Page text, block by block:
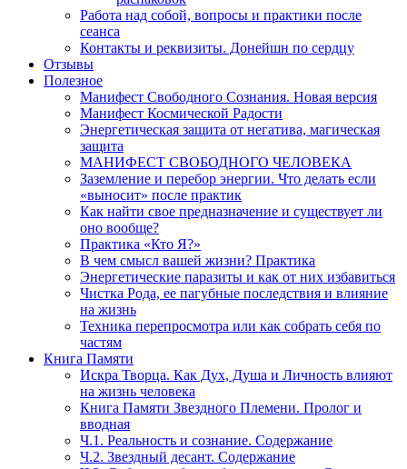
Работа над собой, вопросы и практики после
сеанса
Контакты и реквизиты. Донейшн по сердцу
Отзывы
Полезное
Манифест Свободного Сознания. Новая версия
Манифест Космической Радости
Энергетическая защита от негатива, магическая
защита
МАНИФЕСТ СВОБОДНОГО ЧЕЛОВЕКА
Заземление и перебор энергии. Что делать если
«выносит» после практик
Как найти свое предназначение и существует ли
оно вообще?
Практика «Кто Я?»
В чем смысл вашей жизни? Практика
Энергетические паразиты и как от них избавиться
Чистка Рода, ее пагубные последствия и влияние
на жизнь
Техника перепросмотра или как собрать себя по
частям
Книга Памяти
Искра Творца. Как Дух, Душа и Личность влияют
на жизнь человека
Книга Памяти Звездного Племени. Пролог и
вводная
Ч.1. Реальность и сознание. Содержание
Ч.2. Звездный десант. Содержание